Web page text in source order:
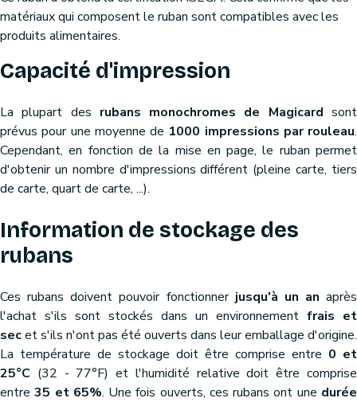
matériaux qui composent le ruban sont compatibles avec les
produits alimentaires.
Capacité d'impression
La plupart des rubans monochromes de Magicard sont
prévus pour une moyenne de 1000 impressions par rouleau.
Cependant, en fonction de la mise en page, le ruban permet
d'obtenir un nombre d'impressions différent (pleine carte, tiers
de carte, quart de carte, ...).
Information de stockage des
rubans
Ces rubans doivent pouvoir fonctionner jusqu'à un an après
l'achat s'ils sont stockés dans un environnement frais et
secet s'ils n'ont pas été ouverts dans leur emballage d'origine.
La température de stockage doit être comprise entre 0 et
25°C (32 - 77°F) et l'humidité relative doit être comprise
entre35 et 65%. Une fois ouverts, ces rubans ont une durée